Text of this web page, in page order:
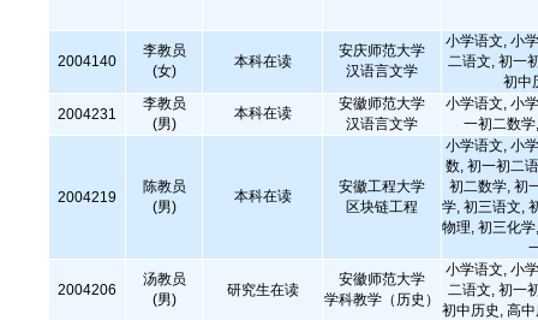
2004140
李教员
(女)
本科在读
安庆师范大学
汉语言文学
小学语文, 小
二语文, 初一
初中
2004231
李教员
(男)
本科在读
安徽师范大学
汉语言文学
小学语文, 小
一初二数
2004219
陈教员
(男)
本科在读
安徽工程大学
区块链工程
小学语文, 小
数, 初一初二
初二数学, 初
学, 初三语文,
物理, 初三化
2004206
汤教员
(男)
研究生在读
安徽师范大学
学科教学（历史）
小学语文, 小
二语文, 初一
初中历史, 高